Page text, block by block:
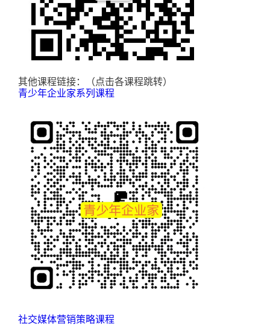
其他课程链接：（点击各课程跳转）
青少年企业家系列课程
社交媒体营销策略课程